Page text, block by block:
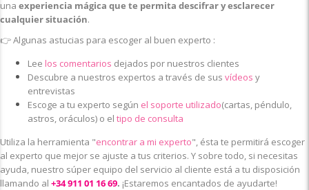
una experiencia mágica que te permita descifrar y esclarecer
cualquier situación.
👉Algunas astucias para escoger al buen experto :
Lee los comentarios dejados por nuestros clientes
Descubre a nuestros expertos a través de sus vídeos y
entrevistas
Escoge a tu experto según el soporte utilizado(cartas, péndulo,
astros, oráculos) o el tipo de consulta
Utiliza la herramienta "encontrar a mi experto", ésta te permitirá escoger
al experto que mejor se ajuste a tus criterios. Y sobre todo, si necesitas
ayuda, nuestro súper equipo del servicio al cliente está a tu disposición
llamando al +34 911 01 16 69. ¡Estaremos encantados de ayudarte!